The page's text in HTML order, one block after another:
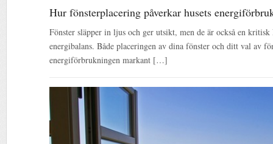
Hur fönsterplacering påverkar husets
Fönster släpper in ljus och ger utsikt, men de är också en kritisk
energibalans. Både placeringen av dina fönster och ditt val av
energiförbrukningen markant […]